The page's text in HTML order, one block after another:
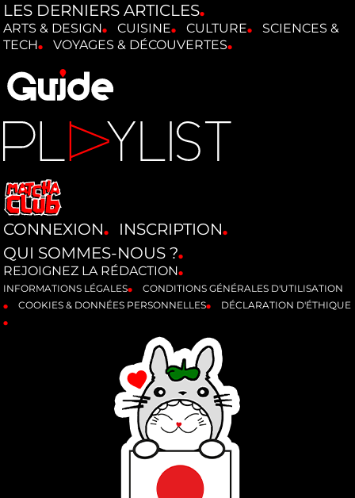
LES DERNIERS ARTICLES
ARTS & DESIGN CUISINE CULTURE
SCIENCES &
TECH
VOYAGES & DÉCOUVERTES
CONNEXION
INSCRIPTION
QUI SOMMES-NOUS ?
REJOIGNEZ LA RÉDACTION
INFORMATIONS LÉGALES
CONDITIONS GÉNÉRALES D'UTILISATION
COOKIES & DONNÉES PERSONNELLES
DÉCLARATION D'ÉTHIQUE